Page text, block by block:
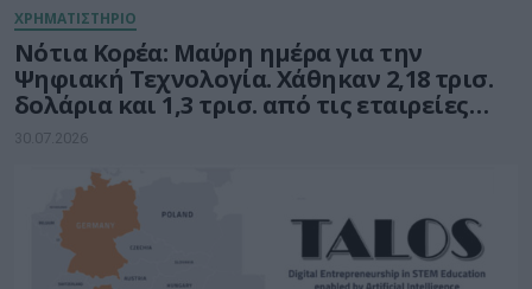
ΧΡΗΜΑΤΙΣΤΗΡΙΟ
Νότια Κορέα: Μαύρη ημέρα για την
Ψηφιακή Τεχνολογία. Χάθηκαν 2,18 τρισ.
δολάρια και 1,3 τρισ. από τις εταιρείες
ημιαγωγών
30.07.2026